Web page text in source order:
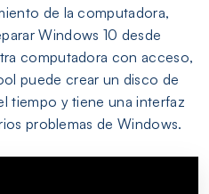
de la computadora,
Windows 10 desde
computadora con acceso,
puede crear un disco de
tiempo y tiene una interfaz
problemas de Windows.